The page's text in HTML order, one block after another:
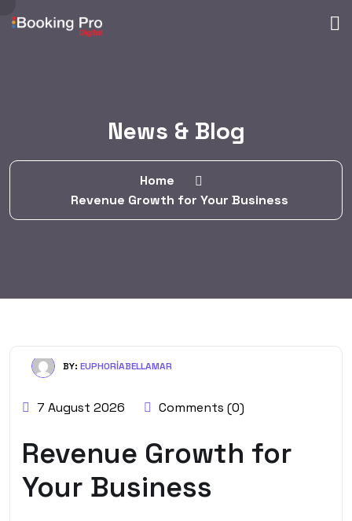
News & Blog
Home
Revenue Growth for Your Business
BY: EUPHORIABELLAMAR
7 August 2026 Comments (0)
Revenue Growth for
Your Business